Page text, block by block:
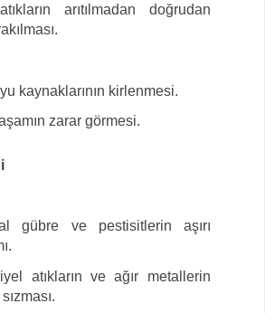
arıtılmadan doğrudan
kaynaklarının kirlenmesi.
zarar görmesi.
gübre ve pestisitlerin aşırı
atıkların ve ağır metallerin